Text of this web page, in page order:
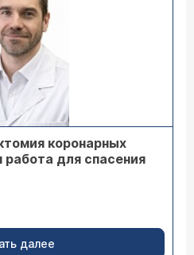
коронарных
для спасения
далее